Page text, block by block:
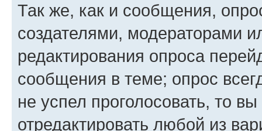
Так же, как и сообщения,
создателями, модераторами
редактирования опроса
сообщения в теме; опрос
не успел проголосовать, то
отредактировать любой из